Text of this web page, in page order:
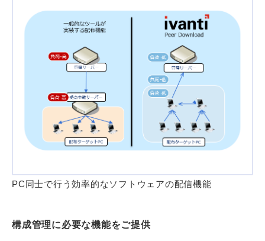
PC同士で行う効率的なソフトウェアの配信機能
構成管理に必要な機能をご提供